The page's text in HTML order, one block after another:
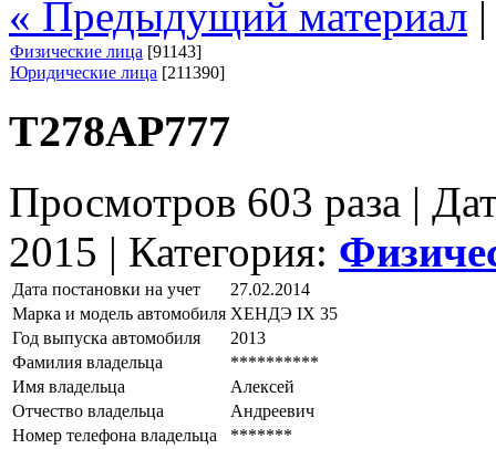
« Предыдущий материал
Физические лица [91143]
Юридические лица [211390]
Т278АР777
Просмотров 603 раза |
2015 | Категория:
Дата постановки на учет
27.02.2014
Марка и модель автомобиля ХЕНДЭ IХ 35
Год выпуска автомобиля
2013
Фамилия владельца
**********
Имя владельца
Алексей
Отчество владельца
Андреевич
Номер телефона владельца
*******